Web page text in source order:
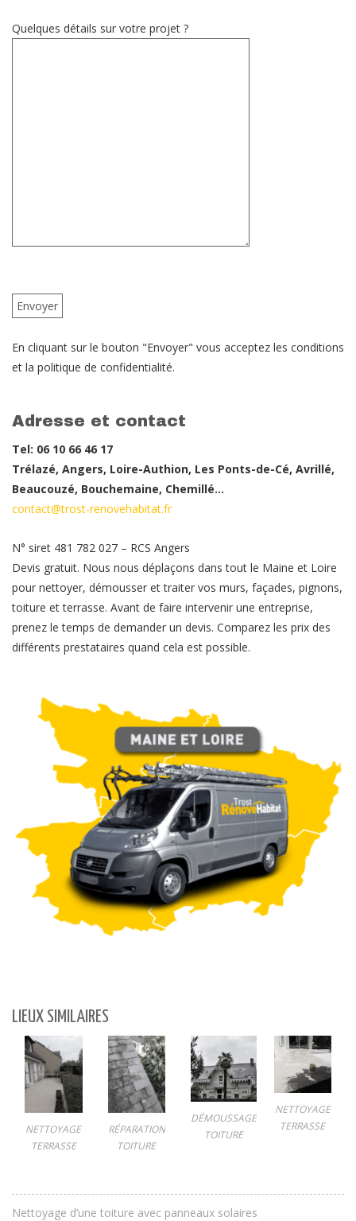
Quelques détails sur votre projet ?
En cliquant sur le bouton "Envoyer" vous acceptez les conditions
et la politique de confidentialité.
Adresse et contact
Tel: 06 10 66 46 17
Trélazé, Angers, Loire-Authion, Les Ponts-de-Cé, Avrillé,
Beaucouzé, Bouchemaine, Chemillé…
contact@trost-renovehabitat.fr
N° siret 481 782 027 – RCS Angers
Devis gratuit. Nous nous déplaçons dans tout le Maine et Loire
pour nettoyer, démousser et traiter vos murs, façades, pignons,
toiture et terrasse. Avant de faire intervenir une entreprise,
prenez le temps de demander un devis. Comparez les prix des
différents prestataires quand cela est possible.
LIEUX SIMILAIRES
NETTOYAGE
TERRASSE
RÉPARATION
TOITURE
DÉMOUSSAGE
TOITURE
NETTOYAGE
TERRASSE
Nettoyage d’une toiture avec panneaux solaires